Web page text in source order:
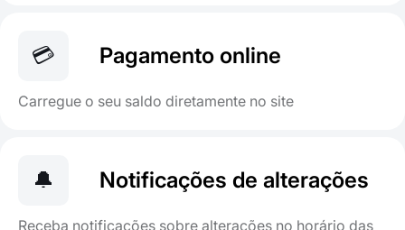
💳 Pagamento online
Carregue o seu saldo diretamente no site
🔔 Notificações de alterações
Receba notificações sobre alterações no horário das